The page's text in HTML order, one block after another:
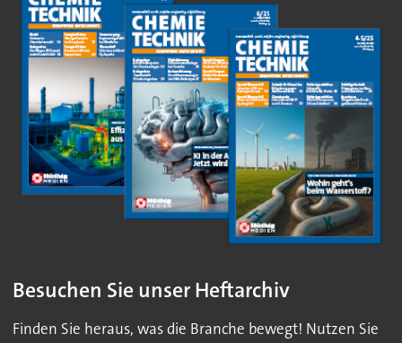
Besuchen Sie unser Heftarchiv
Finden Sie heraus, was die Branche bewegt! Nutzen Sie